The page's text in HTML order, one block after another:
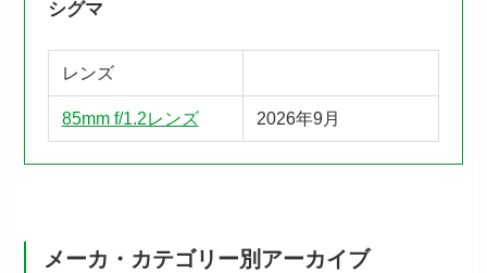
シグマ
レンズ
85mm f/1.2レンズ 2026年9月
メーカ・カテゴリー別アーカイブ